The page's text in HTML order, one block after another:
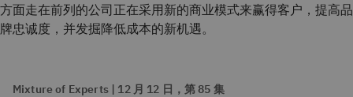
方面走在前列的公司正在采用新的商业模式来赢得客户，提高品
牌忠诚度，并发掘降低成本的新机遇。
Mixture of Experts | 12 月 12 日，第 85 集